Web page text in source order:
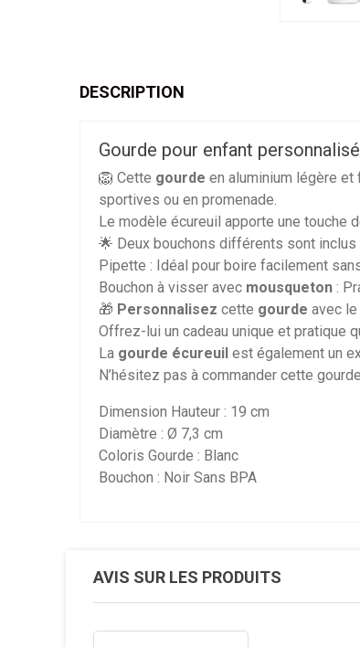
DESCRIPTION
Gourde pour enfant
🦁 Cette gourde en aluminium légère et
sportives ou en promenade.
Le modèle écureuil apporte une touche
🌟 Deux bouchons différents sont inclus
Pipette : Idéal pour boire facilement
Bouchon à visser avec mousqueton :
🎁 Personnalisez cette gourde avec
Offrez-lui un cadeau unique et pratique
La gourde écureuil est également un
N’hésitez pas à commander cette
Dimension Hauteur : 19 cm
Diamètre : Ø 7,3 cm
Coloris Gourde : Blanc
Bouchon : Noir Sans BPA
AVIS SUR LES PRODUITS